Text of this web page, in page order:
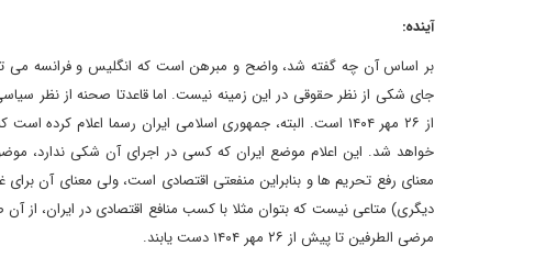
آینده:
جای شکی از نظر حقوقی در این زمینه نیست. اما قاعدتا صحنه از نظر
خواهد شد. این اعلام موضع ایران که کسی در اجرای آن شکی ندارد،
معنای رفع تحریم ها و بنابراین منفعتی اقتصادی است، ولی معنای آن
دیگری) متاعی نیست که بتوان مثلا با کسب منافع اقتصادی در ایران، از
مرضی الطرفین تا پیش از ۲۶ مهر ۱۴۰۴ دست یابند.